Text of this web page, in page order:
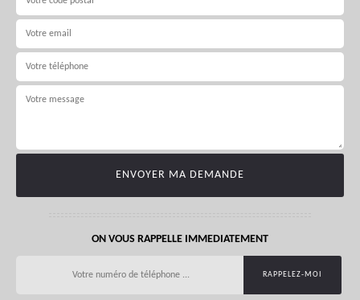
ON VOUS RAPPELLE IMMEDIATEMENT